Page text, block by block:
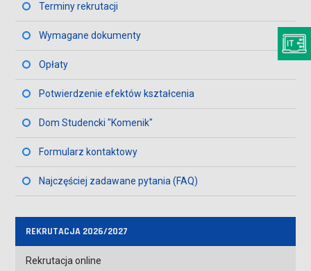
REKRUTACJA 2026/2027
Rekrutacja online
Terminy rekrutacji
Wymagane dokumenty
Opłaty
Potwierdzenie efektów kształcenia
Dom Studencki "Komenik"
Formularz kontaktowy
Najczęściej zadawane pytania (FAQ)